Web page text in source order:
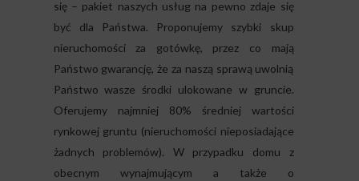
się – pakiet naszych usług na pewno zdaje się
być dla Państwa. Proponujemy szybki skup
nieruchomości za gotówkę, przez co mają
Państwo gwarancję, że za naszą sprawą uwolnią
Państwo wasze środki ulokowane w gruncie.
Oferujemy najmniej 80% średniej wartości
rynkowej gruntu (nieruchomości nieposiadające
żadnych problemów). W przypadku domu z
obecnym wynajmującym a także o